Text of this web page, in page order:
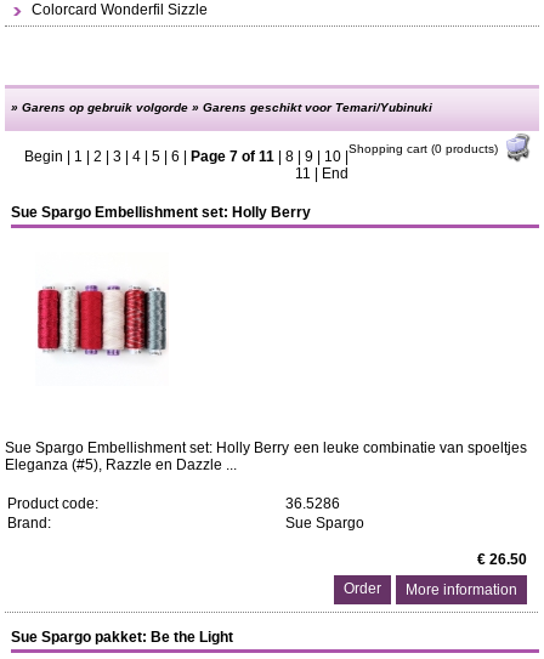
Colorcard Wonderfil Sizzle
»Garens op gebruik volgorde »Garens geschikt voor Temari/Yubinuki
Shopping cart (0 products)
Sue Spargo Embellishment set: Holly Berry
Sue Spargo Embellishment set: Holly Berry een leuke combinatie van spoeltjes
Eleganza (#5), Razzle en Dazzle ...
Product code:
36.5286
Brand:
Sue Spargo
€ 26.50
More information
Sue Spargo pakket: Be the Light
Begin 1 2 3| 4| 5| 6 Page 7 of 11 8| 9| 10|
11
End